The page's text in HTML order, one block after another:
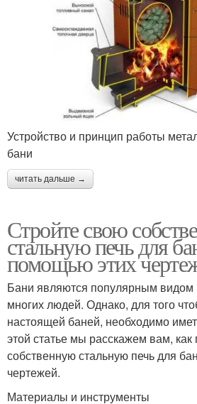
Устройство и принцип работы
бани
читать дальше →
Стройте свою
стальную печь для
помощью этих
Бани являются популярным видом
многих людей. Однако, для того
настоящей баней, необходимо
этой статье мы расскажем вам, как
собственную стальную печь для
чертежей.
Материалы и инструменты